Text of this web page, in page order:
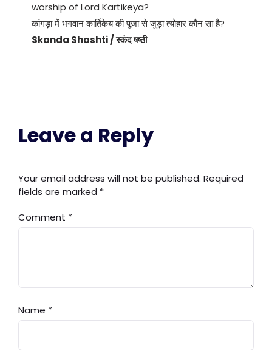
worship of Lord Kartikeya?
कांगड़ा में भगवान कार्तिकेय की पूजा से जुड़ा त्योहार कौन सा है?
Skanda Shashti / स्कंद षष्ठी
Leave a Reply
Your email address will not be published. Required
fields are marked *
Comment *
Name *